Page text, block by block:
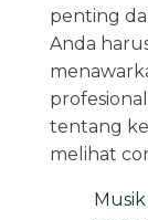
penting
Anda
tentang
melihat